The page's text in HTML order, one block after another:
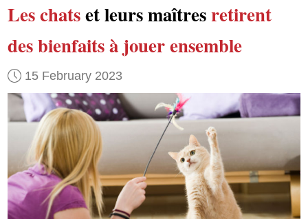
Les chatset leurs maîtresretirent
des bienfaitsà jouer ensemble
15 February 2023